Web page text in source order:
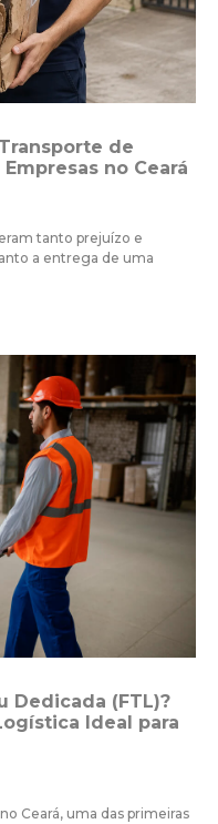
de
no Ceará
tanto prejuízo e
a entrega de uma
Dedicada (FTL)?
Ideal para
Ceará, uma das primeiras